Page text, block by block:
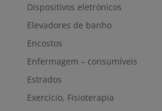
Dispositivos eletrónicos
Elevadores de banho
Encostos
Enfermagem – consumíveis
Estrados
Exercício, Fisioterapia